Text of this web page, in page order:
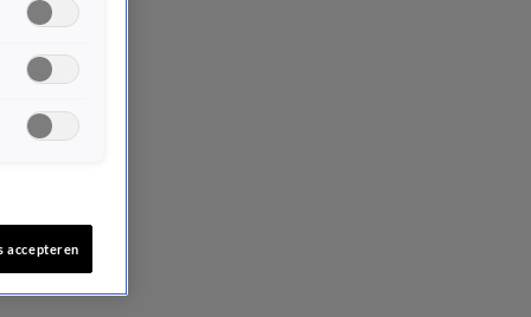
accepteren